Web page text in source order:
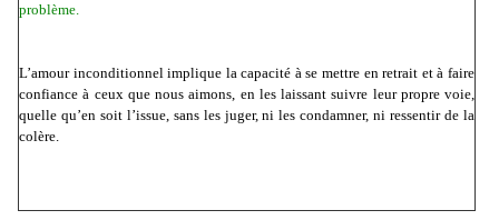
problème.
L’amour inconditionnel implique la capacité à se mettre en retrait et à faire
confiance à ceux que nous aimons, en les laissant suivre leur propre voie,
quelle qu’en soit l’issue, sans les juger, ni les condamner, ni ressentir de la
colère.